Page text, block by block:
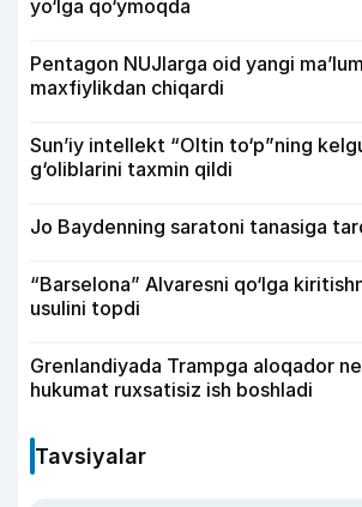
yo‘lga qo‘ymoqda
Pentagon NUJlarga oid yangi
maxfiylikdan chiqardi
Sun’iy intellekt “Oltin to‘p”ning
g‘oliblarini taxmin qildi
Jo Baydenning saratoni tanasiga
“Barselona” Alvaresni qo‘lga
usulini topdi
Grenlandiyada Trampga aloqador
hukumat ruxsatisiz ish boshladi
Tavsiyalar